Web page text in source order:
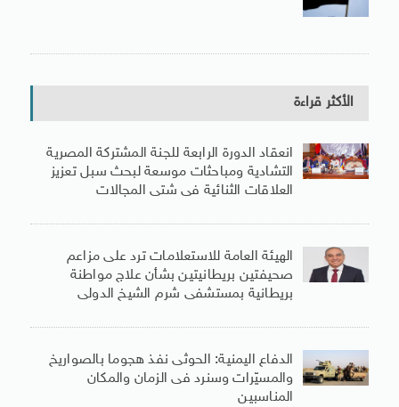
الأكثر قراءة
انعقاد الدورة الرابعة للجنة المشتركة المصرية
التشادية ومباحثات موسعة لبحث سبل تعزيز
العلاقات الثنائية فى شتى المجالات
الهيئة العامة للاستعلامات ترد على مزاعم
صحيفتين بريطانيتين بشأن علاج مواطنة
بريطانية بمستشفى شرم الشيخ الدولى
الدفاع اليمنية: الحوثى نفذ هجوما بالصواريخ
والمسيّرات وسنرد فى الزمان والمكان
المناسبين